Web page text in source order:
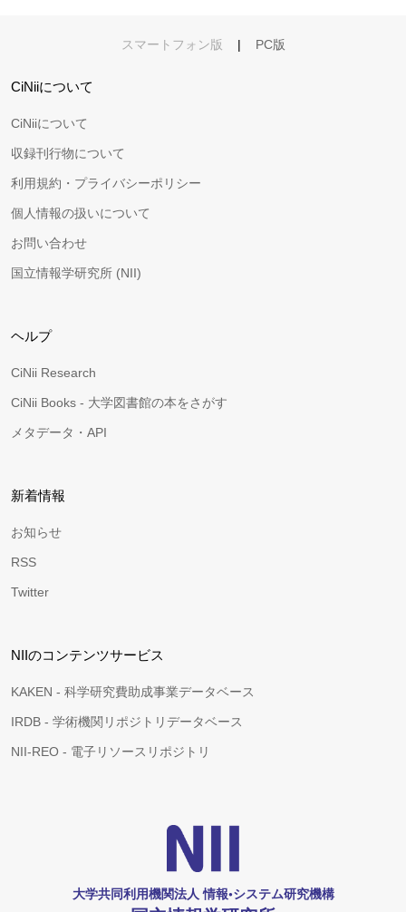
スマートフォン版 | PC版
CiNiiについて
CiNiiについて
収録刊行物について
利用規約・プライバシーポリシー
個人情報の扱いについて
お問い合わせ
国立情報学研究所 (NII)
ヘルプ
CiNii Research
CiNii Books - 大学図書館の本をさがす
メタデータ・API
新着情報
お知らせ
RSS
Twitter
NIIのコンテンツサービス
KAKEN - 科学研究費助成事業データベース
IRDB - 学術機関リポジトリデータベース
NII-REO - 電子リソースリポジトリ
大学共同利用機関法人 情報•システム研究機構